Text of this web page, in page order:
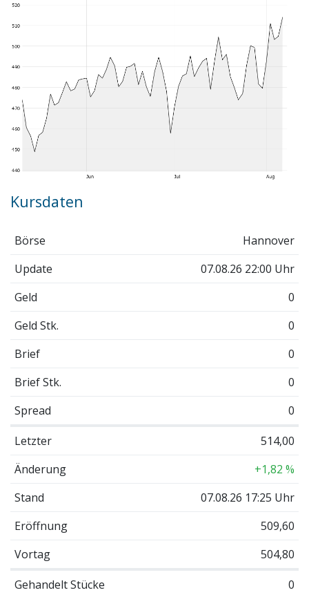
Kursdaten
Börse
Hannover
Update
07.08.26 22:00 Uhr
Geld
0
Geld Stk.
0
Brief
0
Brief Stk.
0
Spread
0
Letzter
514,00
Änderung
+1,82 %
Stand
07.08.26 17:25 Uhr
Eröffnung
509,60
Vortag
504,80
Gehandelt Stücke
0